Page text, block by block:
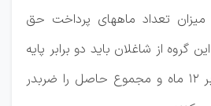
تعداد ماههای پرداخت حق
گروه از شاغلان باید دو برابر پایه
حقوق خود را تقسیم بر ۱۲ ماه و مجموع حاصل را ضربدر